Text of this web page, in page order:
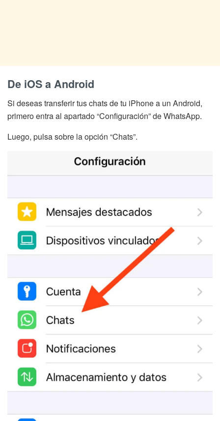
De iOS a Android
Si deseas transferir tus chats de tu iPhone a un Android,
primero entra al apartado “Configuración” de WhatsApp.
Luego, pulsa sobre la opción “Chats”.